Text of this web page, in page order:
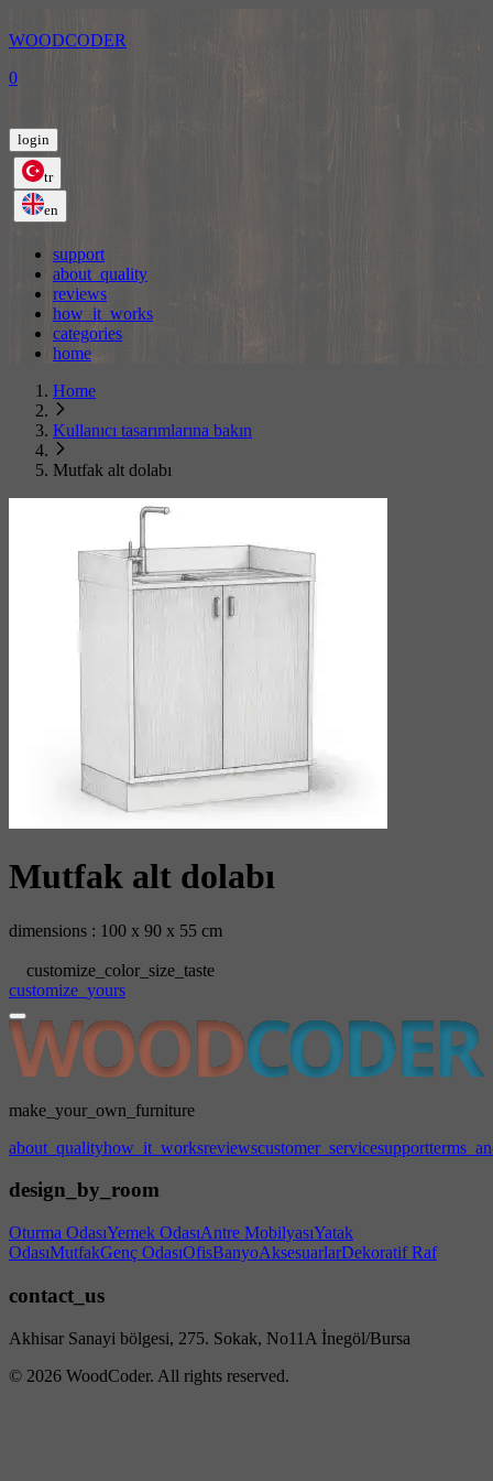
WOODCODER
0
login
tr
en
support
about_quality
reviews
how_it_works
categories
home
Home
Kullanıcı tasarımlarına bakın
Mutfak alt dolabı
Mutfak alt dolabı
dimensions : 100 x 90 x 55 cm
customize_color_size_taste
customize_yours
make_your_own_furniture
about_qualityhow_it_worksreviewscustomer_servicesupport
design_by_room
Oturma OdasıYemek OdasıAntre MobilyasıYatak
OdasıMutfakGenç OdasıOfisBanyoAksesuarlarDekoratif Raf
contact_us
Akhisar Sanayi bölgesi, 275. Sokak, No11A İnegöl/Bursa
© 2026 WoodCoder. All rights reserved.